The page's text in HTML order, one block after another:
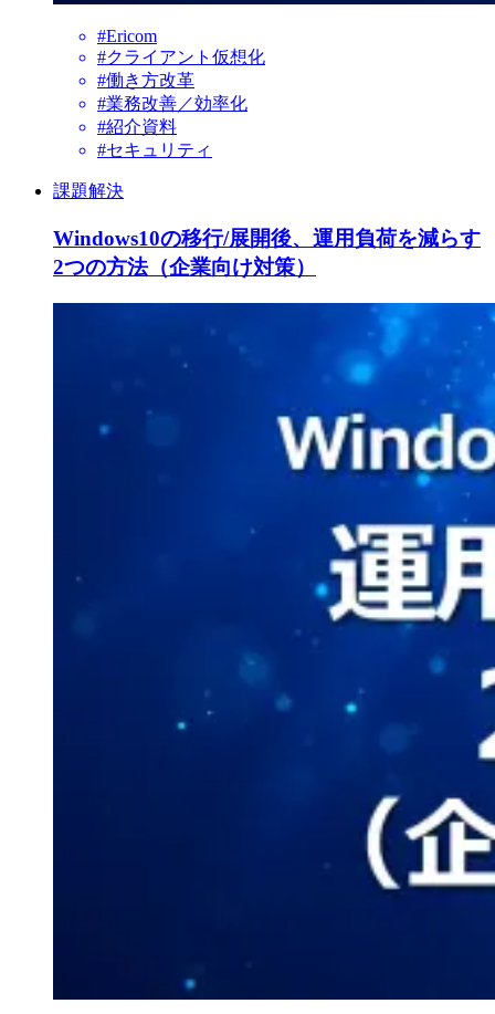
#Ericom
#クライアント仮想化
#働き方改革
#業務改善／効率化
#紹介資料
#セキュリティ
課題解決
Windows10の移行/展開後、運用負荷を減らす
2つの方法（企業向け対策）